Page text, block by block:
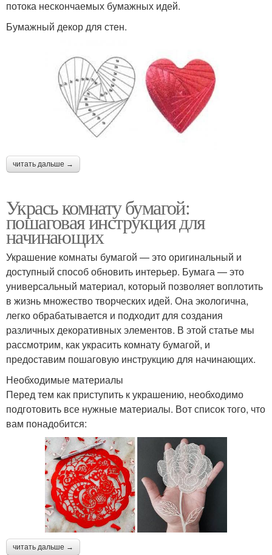
потока нескончаемых бумажных идей.
Бумажный декор для стен.
читать дальше →
Укрась комнату бумагой:
пошаговая инструкция для
начинающих
Украшение комнаты бумагой — это оригинальный и
доступный способ обновить интерьер. Бумага — это
универсальный материал, который позволяет воплотить
в жизнь множество творческих идей. Она экологична,
легко обрабатывается и подходит для создания
различных декоративных элементов. В этой статье мы
рассмотрим, как украсить комнату бумагой, и
предоставим пошаговую инструкцию для начинающих.
Необходимые материалы
Перед тем как приступить к украшению, необходимо
подготовить все нужные материалы. Вот список того, что
вам понадобится:
читать дальше →